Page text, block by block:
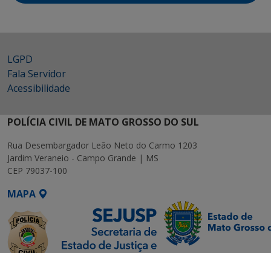
LGPD
Fala Servidor
Acessibilidade
POLÍCIA CIVIL DE MATO GROSSO DO SUL
Rua Desembargador Leão Neto do Carmo 1203
Jardim Veraneio - Campo Grande | MS
CEP 79037-100
MAPA